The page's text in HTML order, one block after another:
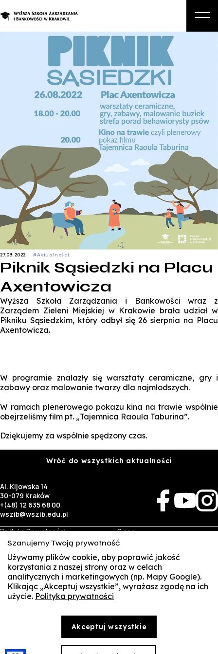
Studia podyplomowe i kursy
Student
Zapisz się na studia
27.08.2022 #Aktualności
Piknik Sąsiedzki na Placu
Axentowicza
Wyższa Szkoła Zarządzania i Bankowości wraz z
Zarządem Zieleni Miejskiej w Krakowie brała udział w
Pikniku Sąsiedzkim, który odbył się 26 sierpnia na Placu
Axentowicza.
W programie znalazły się warsztaty ceramiczne, gry i
zabawy oraz malowanie twarzy dla najmłodszych.
W ramach plenerowego pokazu kina na trawie wspólnie
obejrzeliśmy film pt. „Tajemnica Raoula Taburina”.
Dziękujemy za wspólnie spędzony czas.
Wróć do wszystkich aktualności
Al. Kijowska 14
30-079 Kraków
+(48) 12 635 68 00
wszib@wszib.edu.pl
Polityka Prywatności
RODO
Identyfikacja wizualna
O nas
Rekrutacja
Studia
Kontakt
Biznes
Wynajem sal
Targi pracy
Student
Multis Multum
Treści zawarte na stronie www.wszib.edu.pl oraz jej podstronach stanowią, o ile nie wskazano
części: kopiowania, reprodukowania, modyfikowania, dystrybuowania, publikowania,
Szanujemy Twoją prywatność
Używamy plików cookie, aby poprawić jakość
korzystania z naszej strony oraz w celach
analitycznych i marketingowych (np. Mapy Google).
Klikając „Akceptuj wszystkie”, wyrażasz zgodę na ich
użycie. Polityka prywatności
Akceptuj wszystkie